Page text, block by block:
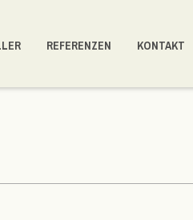
REFERENZEN KONTAKT